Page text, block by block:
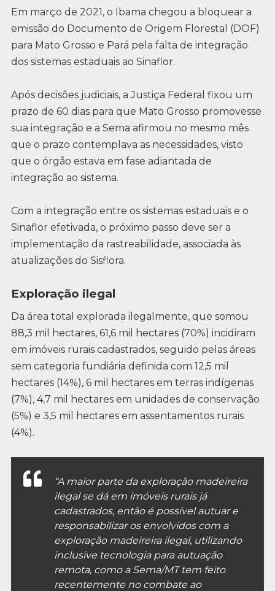
Em março de 2021, o Ibama chegou a bloquear a
emissão do Documento de Origem Florestal (DOF)
para Mato Grosso e Pará pela falta de integração
dos sistemas estaduais ao Sinaflor.
Após decisões judiciais, a Justiça Federal fixou um
prazo de 60 dias para que Mato Grosso promovesse
sua integração e a Sema afirmou no mesmo mês
que o prazo contemplava as necessidades, visto
que o órgão estava em fase adiantada de
integração ao sistema.
Com a integração entre os sistemas estaduais e o
Sinaflor efetivada, o próximo passo deve ser a
implementação da rastreabilidade, associada às
atualizações do Sisflora.
Exploração ilegal
Da área total explorada ilegalmente, que somou
88,3 mil hectares, 61,6 mil hectares (70%) incidiram
em imóveis rurais cadastrados, seguido pelas áreas
sem categoria fundiária definida com 12,5 mil
hectares (14%), 6 mil hectares em terras indígenas
(7%), 4,7 mil hectares em unidades de conservação
(5%) e 3,5 mil hectares em assentamentos rurais
(4%).
“A maior parte da exploração madeireira
ilegal se dá em imóveis rurais já
cadastrados, então é possível autuar e
responsabilizar os envolvidos com a
exploração madeireira ilegal, utilizando
inclusive tecnologia para autuação
remota, como a Sema/MT tem feito
recentemente no combate ao